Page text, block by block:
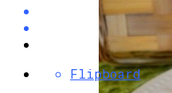
Flipboard